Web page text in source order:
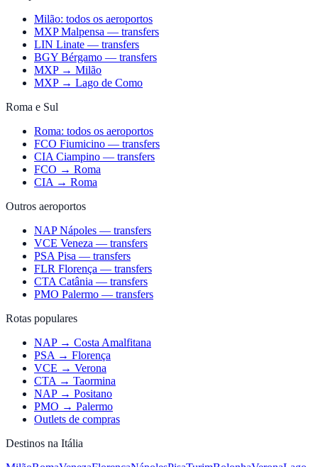
Milão: todos os aeroportos
MXP Malpensa — transfers
LIN Linate — transfers
BGY Bérgamo — transfers
MXP → Milão
MXP → Lago de Como
Roma e Sul
Roma: todos os aeroportos
FCO Fiumicino — transfers
CIA Ciampino — transfers
FCO → Roma
CIA → Roma
Outros aeroportos
NAP Nápoles — transfers
VCE Veneza — transfers
PSA Pisa — transfers
FLR Florença — transfers
CTA Catânia — transfers
PMO Palermo — transfers
Rotas populares
NAP → Costa Amalfitana
PSA → Florença
VCE → Verona
CTA → Taormina
NAP → Positano
PMO → Palermo
Outlets de compras
Destinos na Itália